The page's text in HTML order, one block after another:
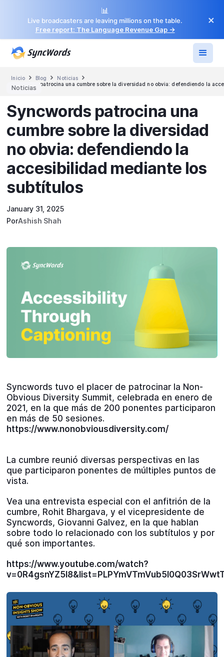
📊
Live broadcasters are leaving millions on the table.
Free report: The Language Revenue Gap →
×
Inicio  Blog  Noticias 
Syncwords patrocina una cumbre sobre la diversidad no obvia: defendiendo la
Noticias
Syncwords patrocina una
cumbre sobre la diversidad
no obvia: defendiendo la
accesibilidad mediante los
subtítulos
January 31, 2025
PorAshish Shah
Syncwords tuvo el placer de patrocinar la Non-
Obvious Diversity Summit, celebrada en enero de
2021, en la que más de 200 ponentes participaron
en más de 50 sesiones.
https://www.nonobviousdiversity.com/
La cumbre reunió diversas perspectivas en las
que participaron ponentes de múltiples puntos de
vista.
Vea una entrevista especial con el anfitrión de la
cumbre, Rohit Bhargava, y el vicepresidente de
Syncwords, Giovanni Galvez, en la que hablan
sobre todo lo relacionado con los subtítulos y por
qué son importantes.
https://www.youtube.com/watch?